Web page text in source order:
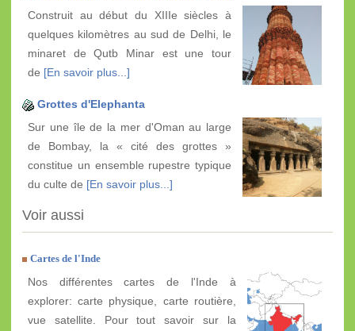
Construit au début du XIIIe siècles à
quelques kilomètres au sud de Delhi, le
minaret de Qutb Minar est une tour
de [En savoir plus...]
Grottes d'Elephanta
Sur une île de la mer d'Oman au large
de Bombay, la « cité des grottes »
constitue un ensemble rupestre typique
du culte de [En savoir plus...]
Voir aussi
Cartes de l'Inde
Nos différentes cartes de l'Inde à
explorer: carte physique, carte routière,
vue satellite. Pour tout savoir sur la